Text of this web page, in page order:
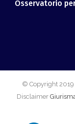
LinkedIn